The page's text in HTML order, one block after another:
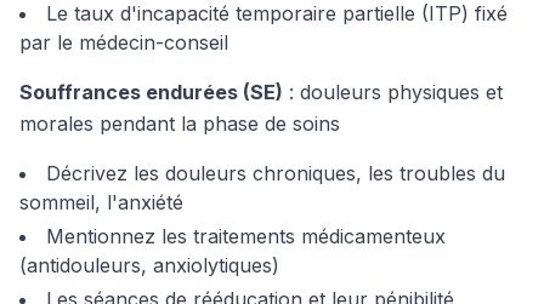
Le taux d'incapacité temporaire partielle (ITP) fixé
par le médecin-conseil
Souffrances endurées (SE) : douleurs physiques et
morales pendant la phase de soins
Décrivez les douleurs chroniques, les troubles du
sommeil, l'anxiété
Mentionnez les traitements médicamenteux
(antidouleurs, anxiolytiques)
Les séances de rééducation et leur pénibilité